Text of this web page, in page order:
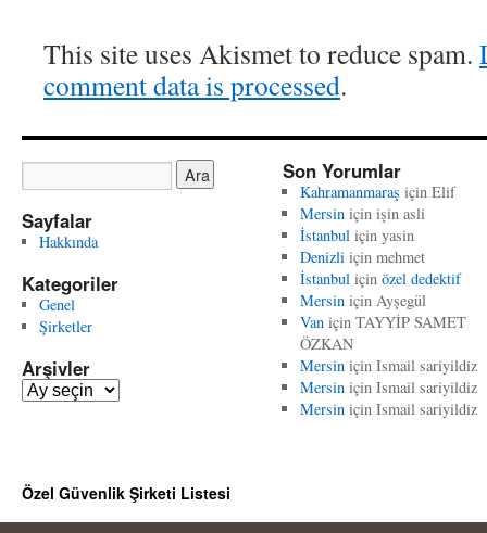
This site uses Akismet to reduce spam.
comment data is processed.
Sayfalar
Hakkında
Kategoriler
Genel
Şirketler
Arşivler
A
l
e
Son Yorumlar
Kahramanmaraş için Elif
Mersiniçin işin asli
İstanbuliçin yasin
Denizliiçin mehmet
İstanbuliçin özel dedektif
Mersiniçin Ayşegül
Vaniçin TAYYİP SAMET
ÖZKAN
Mersiniçin Ismail sariyildiz
Mersiniçin Ismail sariyildiz
Mersiniçin Ismail sariyildiz
Özel Güvenlik Şirketi Listesi